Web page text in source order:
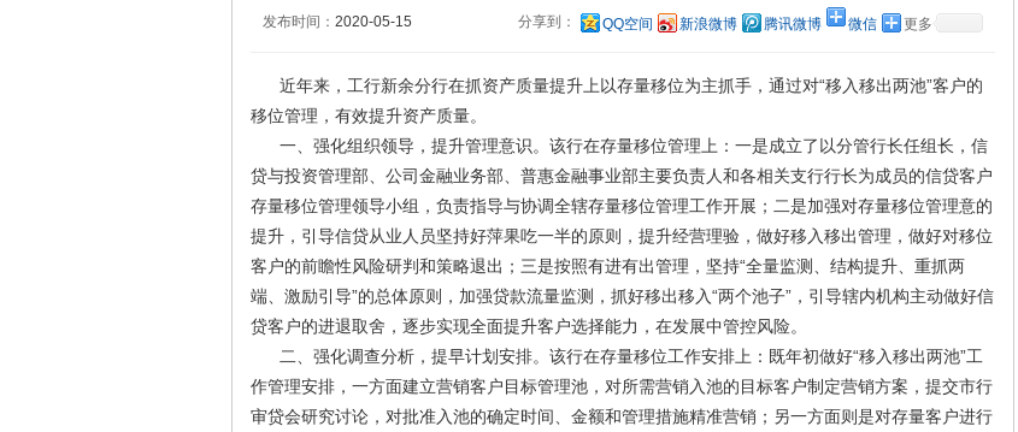
发布时间： 2020-05-15 分享到： QQ空间 新浪微博 腾讯微博 微信 更多
近年来，工行新余分行在抓资产质量提升上以存量移位为主抓手，通过对“移入移出两池”客户的
移位管理，有效提升资产质量。
一、强化组织领导，提升管理意识。该行在存量移位管理上：一是成立了以分管行长任组长，信
贷与投资管理部、公司金融业务部、普惠金融事业部主要负责人和各相关支行行长为成员的信贷客户
存量移位管理领导小组，负责指导与协调全辖存量移位管理工作开展；二是加强对存量移位管理意的
提升，引导信贷从业人员坚持好萍果吃一半的原则，提升经营理验，做好移入移出管理，做好对移位
客户的前瞻性风险研判和策略退出；三是按照有进有出管理，坚持“全量监测、结构提升、重抓两
端、激励引导”的总体原则，加强贷款流量监测，抓好移出移入“两个池子”，引导辖内机构主动做好信
贷客户的进退取舍，逐步实现全面提升客户选择能力，在发展中管控风险。
二、强化调查分析，提早计划安排。该行在存量移位工作安排上：既年初做好“移入移出两池”工
作管理安排，一方面建立营销客户目标管理池，对所需营销入池的目标客户制定营销方案，提交市行
审贷会研究讨论，对批准入池的确定时间、金额和管理措施精准营销；另一方面则是对存量客户进行